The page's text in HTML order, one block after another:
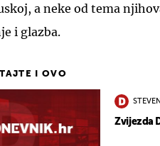
a neke od tema
i glazba.
I OVO
Zvijezda